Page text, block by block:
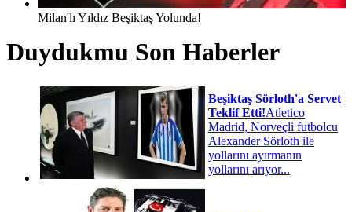
Milan'lı Yıldız Beşiktaş Yolunda!
Duydukmu Son Haberler
Beşiktaş Sörloth'a Servet
Teklif Etti!Atletico
Madrid, Norveçli futbolcu
Alexander Sörloth ile
yollarını ayırmanın
yollarını arıyor...